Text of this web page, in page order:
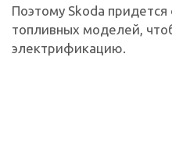
Поэтому Skoda придется
топливных моделей,
электрификацию.